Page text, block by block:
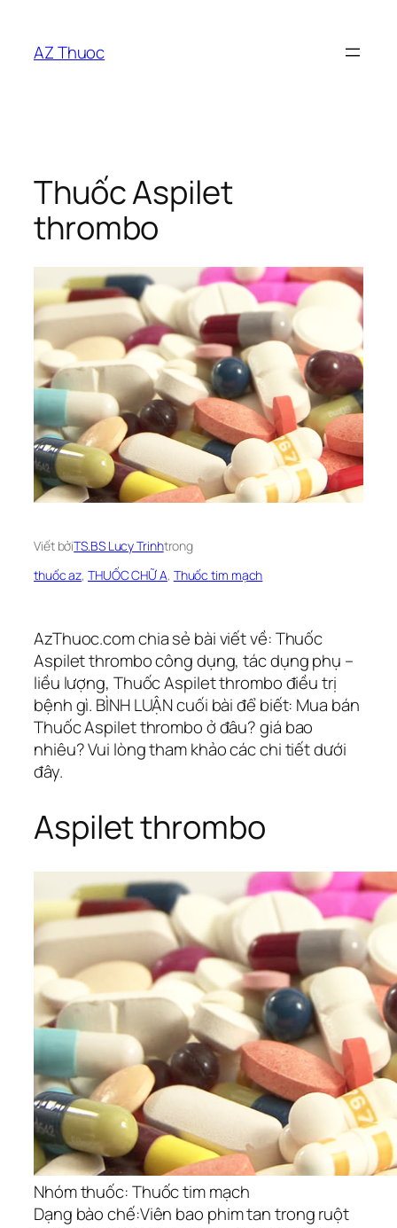
phầnAZ Thuoc
Thuốc Aspilet
thrombo
Viết bởiTS.BS Lucy Trinhtrong
thuốc az, THUỐC CHỮ A, Thuốc tim mạch
AzThuoc.com chia sẻ bài viết về: Thuốc
Aspilet thrombo công dụng, tác dụng phụ –
liều lượng, Thuốc Aspilet thrombo điều trị
bệnh gì. BÌNH LUẬN cuối bài để biết: Mua bán
Thuốc Aspilet thrombo ở đâu? giá bao
nhiêu? Vui lòng tham khảo các chi tiết dưới
đây.
Aspilet thrombo
Nhóm thuốc:Thuốc tim mạch
Dạng bào chế:Viên bao phim tan trong ruột